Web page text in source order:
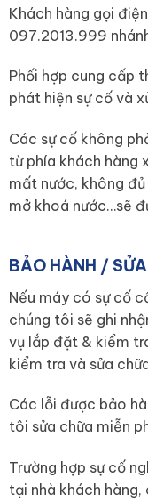
Khách hàng gọi
097.2013.999
Phối hợp cung cấp
phát hiện sự cố và
Các sự cố không
từ phía khách hàng
mất nước, không
mở khoá nước…sẽ
BẢO HÀNH /
Nếu máy có sự cố
chúng tôi sẽ ghi
vụ lắp đặt & kiểm
kiểm tra và sửa
Các lỗi được bảo
tôi sửa chữa miễn
Trường hợp sự cố
tại nhà khách